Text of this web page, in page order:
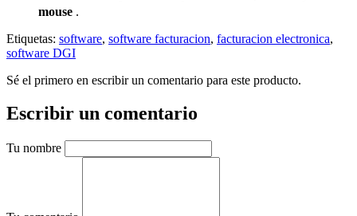
mouse .
Etiquetas: software, software facturacion, facturacion electronica,
software DGI
Sé el primero en escribir un comentario para este producto.
Escribir un comentario
Tu nombre